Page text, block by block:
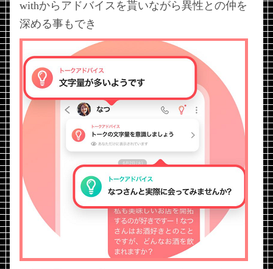
withからアドバイスを貰いながら異性との仲を
深める事もでき